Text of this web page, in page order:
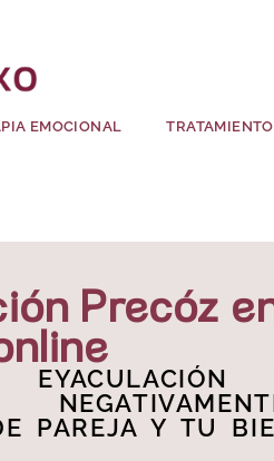
EMOCIONAL
Precóz
PAREJA Y TU